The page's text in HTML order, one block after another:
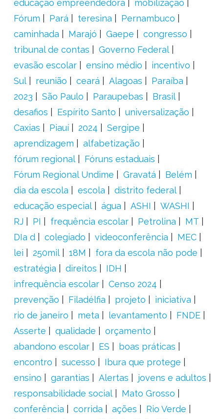
educação empreendedora
mobilização
Fórum
Pará teresina
Pernambuco
caminhada
Marajó Gaepe
congresso
tribunal de contas
Governo Federal
evasão escolar
ensino médio
incentivo
Sul
reunião ceará Alagoas
Paraíba
2023
São Paulo Paraupebas
Brasil
desafios
Espírito Santo
universalização
Caxias
Piauí 2024
Sergipe
aprendizagem
alfabetização
fórum regional
Fóruns estaduais
Fórum Regional Undime
Gravatá
Belém
dia da escola
escola
distrito federal
educação especial
água ASHI
WASHI
RJ
PI frequência escolar Petrolina
MT
DIa d
colegiado videoconferência
MEC
lei
250mil 18M
fora da escola não pode
estratégia
direitos
IDH
infrequência escolar
Censo 2024
prevenção
Filadélfia projeto
iniciativa
rio de janeiro
meta levantamento
FNDE
Asserte
qualidade
orçamento
abandono escolar
ES
boas práticas
encontro
sucesso
Ibura que protege
ensino
garantias Alertas
jovens e adultos
responsabilidade social
Mato Grosso
conferência
corrida ações
Rio Verde